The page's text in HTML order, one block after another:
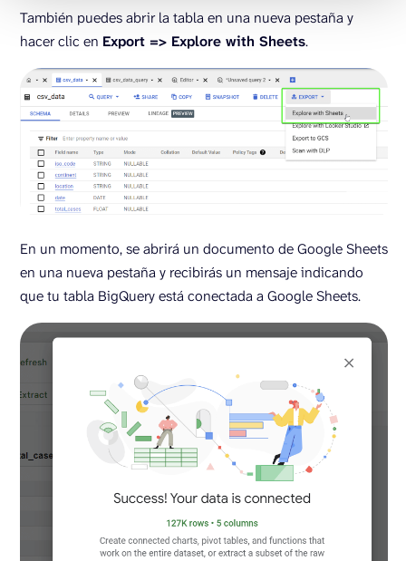
También puedes abrir la tabla en una nueva pestaña y
hacer clic en Export => Explore with Sheets.
En un momento, se abrirá un documento de Google Sheets
en una nueva pestaña y recibirás un mensaje indicando
que tu tabla BigQuery está conectada a Google Sheets.